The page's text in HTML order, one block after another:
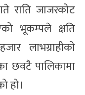
राति जाजरकोट
भूकम्पले क्षति
लाभग्राहीको
छवटै पालिकामा
हो।